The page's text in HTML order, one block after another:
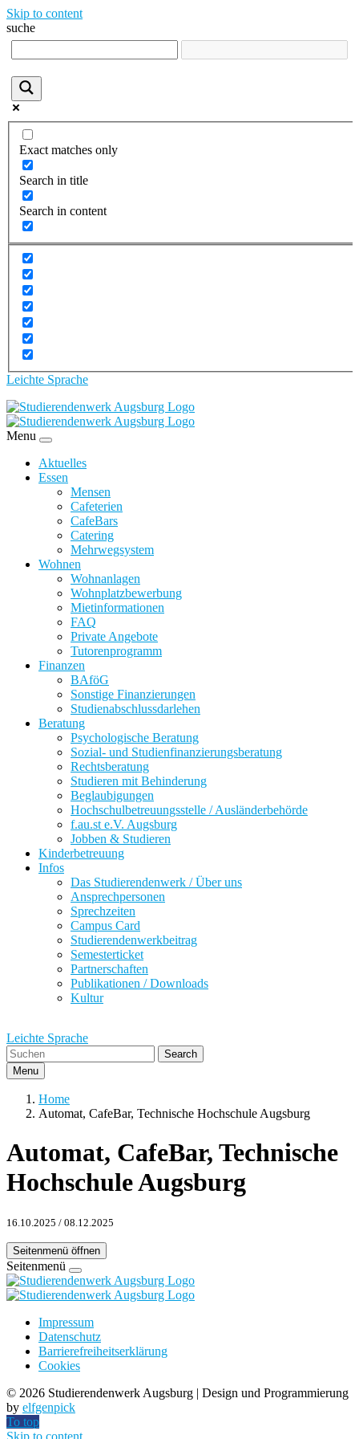
Skip to content
suche
Exact matches only
Search in title
Search in content
Leichte Sprache
Menu
Aktuelles
Essen
Mensen
Cafeterien
CafeBars
Catering
Mehrwegsystem
Wohnen
Wohnanlagen
Wohnplatzbewerbung
Mietinformationen
FAQ
Private Angebote
Tutorenprogramm
Finanzen
BAföG
Sonstige Finanzierungen
Studienabschlussdarlehen
Beratung
Psychologische Beratung
Sozial- und Studienfinanzierungsberatung
Rechtsberatung
Studieren mit Behinderung
Beglaubigungen
Hochschulbetreuungsstelle / Ausländerbehörde
f.au.st e.V. Augsburg
Jobben & Studieren
Kinderbetreuung
Infos
Das Studierendenwerk / Über uns
Ansprechpersonen
Sprechzeiten
Campus Card
Studierendenwerkbeitrag
Semesterticket
Partnerschaften
Publikationen / Downloads
Kultur
Leichte Sprache
Search
Menu
Home
Automat, CafeBar, Technische Hochschule Augsburg
Automat, CafeBar, Technische
Hochschule Augsburg
16.10.2025 / 08.12.2025
Seitenmenü öffnen
Seitenmenü
Impressum
Datenschutz
Barrierefreiheitserklärung
Cookies
© 2026 Studierendenwerk Augsburg | Design und Programmierung
by elfgenpick
To top
Skip to content